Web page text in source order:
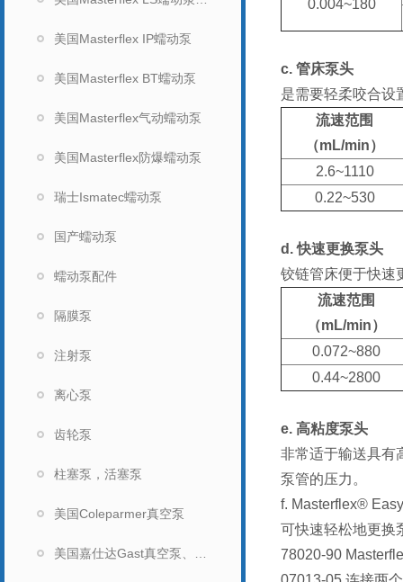
美国Masterflex IP蠕动泵
美国Masterflex BT蠕动泵
美国Masterflex气动蠕动泵
美国Masterflex防爆蠕动泵
瑞士Ismatec蠕动泵
国产蠕动泵
蠕动泵配件
隔膜泵
注射泵
离心泵
齿轮泵
柱塞泵，活塞泵
美国Coleparmer真空泵
0.004~180
c. 管床泵头
是需要轻柔咬合设
流速范围
（mL/min）
2.6~1110
0.22~530
d.快速更换泵头
铰链管床便于快速
流速范围
（mL/min）
0.072~880
0.44~2800
e. 高粘度泵头
非常适于输送具有
泵管的压力。
f. Masterflex®
可快速轻松地更换
78020-90